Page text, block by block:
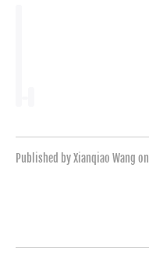
Published by Xianqiao Wang on